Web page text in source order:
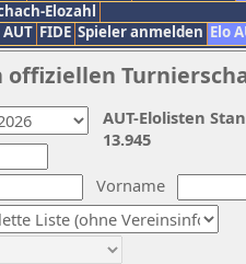
Elozahl
FIDE Spieler anmelden Elo
Vorname
AUT-Elolisten
13.945